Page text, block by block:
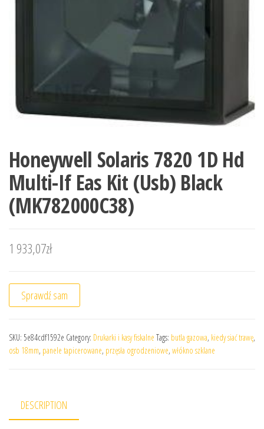
Honeywell Solaris 7820 1D Hd
Multi-If Eas Kit (Usb) Black
(MK782000C38)
1 933,07zł
Sprawdź sam
SKU: 5e84cdf1592e Category: Drukarki i kasy fiskalne Tags: butla gazowa, kiedy siać trawę,
osb 18mm, panele tapicerowane, przęsła ogrodzeniowe, włókno szklane
DESCRIPTION